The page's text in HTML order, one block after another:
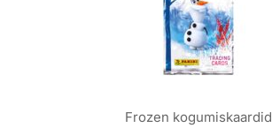
Frozen kogumiskaardid